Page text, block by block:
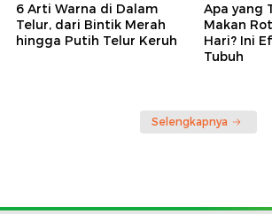
6 Arti Warna di Dalam
Telur, dari Bintik Merah
hingga Putih Telur Keruh
Apa yang
Makan
Hari? Ini
Tubuh
Selengkapnya